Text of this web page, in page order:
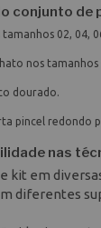
conjunto de
02, 04,
nos tamanhos
dourado.
pincel redondo
nas
kit em
diferentes